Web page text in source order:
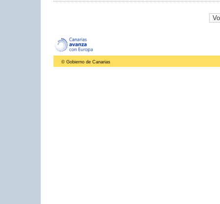
© Gobierno de Canarias